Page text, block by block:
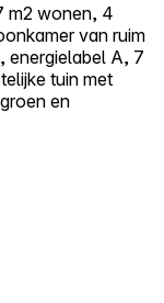
m2 wonen, 4
van ruim
energielabel A, 7
tuin met
en